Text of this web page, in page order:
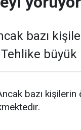
bazı
büyük
bazı kişilerin